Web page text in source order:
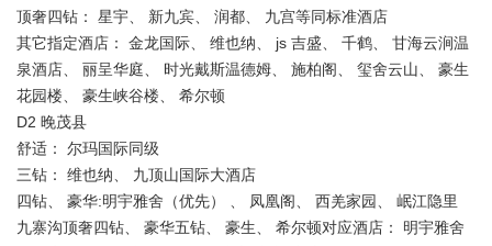
顶奢四钻： 星宇、 新九宾、 润都、 九宫等同标准酒店
其它指定酒店： 金龙国际、 维也纳、 js 吉盛、 千鹤、 甘海云涧温
泉酒店、 丽呈华庭、 时光戴斯温德姆、 施柏阁、 玺舍云山、 豪生
花园楼、 豪生峡谷楼、 希尔顿
D2 晚茂县
舒适： 尔玛国际同级
三钻： 维也纳、 九顶山国际大酒店
四钻、 豪华:明宇雅舍（优先） 、 凤凰阁、 西羌家园、 岷江隐里
九寨沟顶奢四钻、 豪华五钻、 豪生、 希尔顿对应酒店： 明宇雅舍